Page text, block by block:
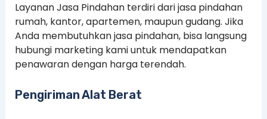
Layanan Jasa Pindahan terdiri dari jasa pindahan
rumah, kantor, apartemen, maupun gudang. Jika
Anda membutuhkan jasa pindahan, bisa langsung
hubungi marketing kami untuk mendapatkan
penawaran dengan harga terendah.
Pengiriman Alat Berat